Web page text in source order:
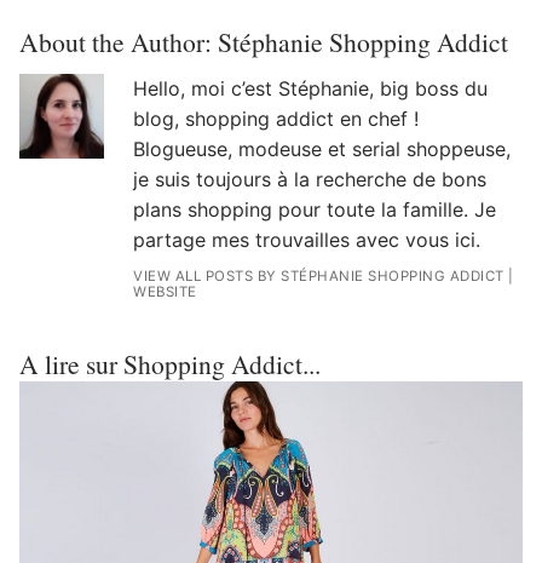
About the Author: Stéphanie Shopping Addict
Hello, moi c’est Stéphanie, big boss du
blog, shopping addict en chef !
Blogueuse, modeuse et serial shoppeuse,
je suis toujours à la recherche de bons
plans shopping pour toute la famille. Je
partage mes trouvailles avec vous ici.
VIEW ALL POSTS BY STÉPHANIE SHOPPING ADDICT
WEBSITE
A lire sur Shopping Addict...